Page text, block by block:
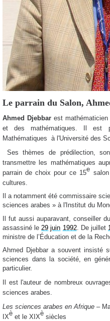
Le parrain du Salon,
Ahmed Djebbar est
et des mathématiques. Il est
Mathématiques à l'Université des
Ses thèmes de prédilection,
transmettre les mathématiques
parrain de choix pour ce 15e
cultures.
Il a notamment été commissaire
sciences arabes » à l'Institut du
Il fut aussi auparavant, conseiller
assassiné le 29 juin 1992. De juillet
ministre de l’Éducation et de la
Ahmed Djebbar a souvent insisté
sciences dans la société, en
particulier.
Il est l'auteur de nombreux
sciences arabes.
Les sciences arabes en Afrique –
IXè et le XIXè siècles